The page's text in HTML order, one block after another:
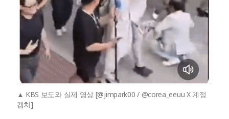
KBS 보도와 실제 영상 [@jimpark00 / @corea_eeuu X 계정
캡처]